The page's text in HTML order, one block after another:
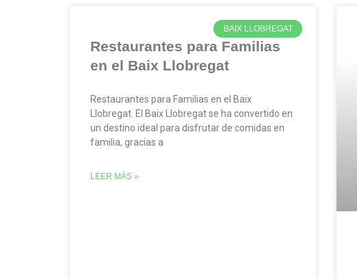
BAIX LLOBREGAT
Restaurantes para Familias
en el Baix Llobregat
Restaurantes para Familias en el Baix
Llobregat. El Baix Llobregat se ha convertido en
un destino ideal para disfrutar de comidas en
familia, gracias a
LEER MÁS »